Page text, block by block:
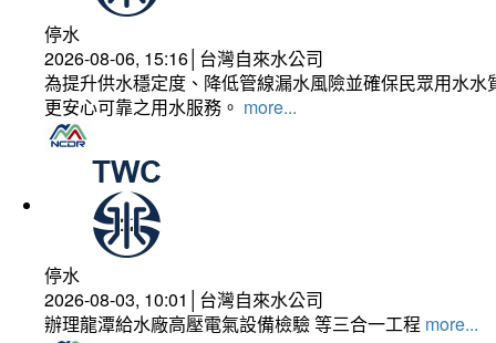
停水
2026-08-06, 15:16│台灣自來水公司
為提升供水穩定度、降低管線漏水風險並確保民眾用水
更安心可靠之用水服務。 more...
停水
2026-08-03, 10:01│台灣自來水公司
辦理龍潭給水廠高壓電氣設備檢驗 等三合一工程 more...